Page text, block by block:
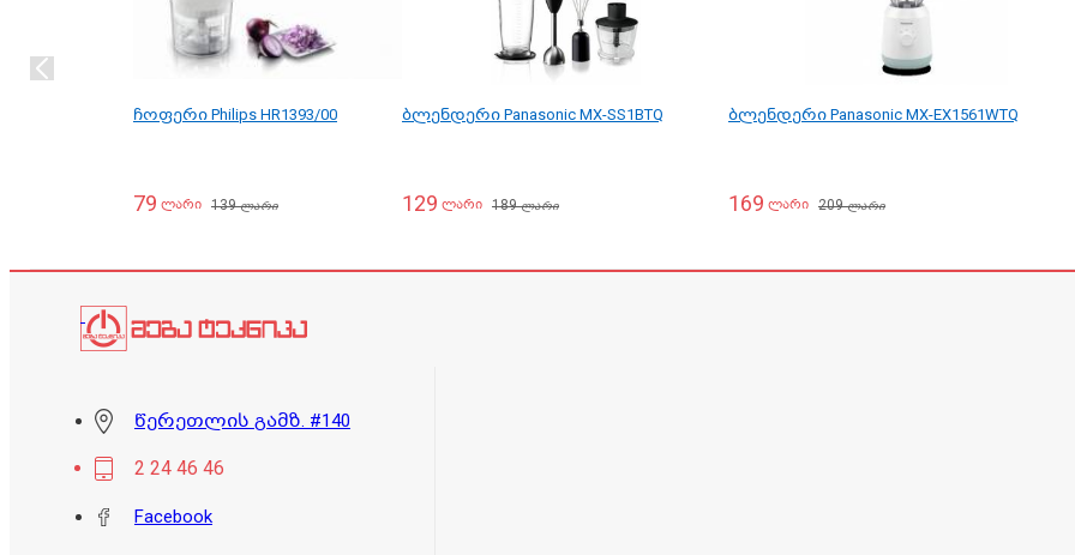
ჩოფერი Philips HR1393/00
79 ლარი 139ლარი
ბლენდერი Panasonic MX-SS1BTQ
129 ლარი 189ლარი
ბლენდერი Panasonic MX-EX1561WTQ
169 ლარი 209ლარი
წერეთლის გამზ. #140
2 24 46 46
Facebook